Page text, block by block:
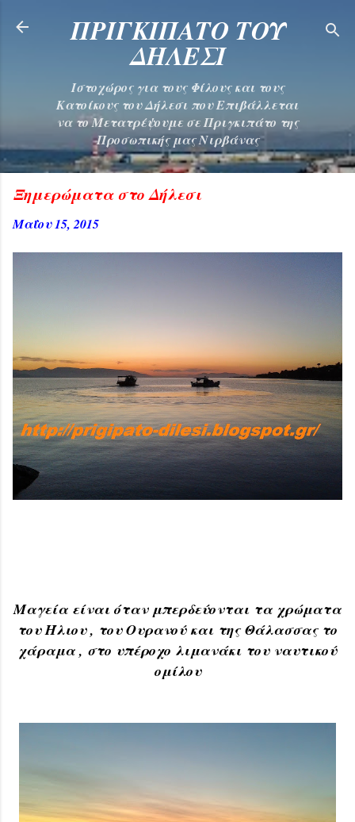
Μετάβαση στο κύριο περιεχόμενο
ΠΡΙΓΚΙΠΑΤΟ ΤΟΥ
ΔΗΛΕΣΙ
Ιστοχώρος για τους Φίλους και τους
Κατοίκους του Δήλεσι που Επιβάλλεται
να το Μετατρέψουμε σε Πριγκιπάτο της
Προσωπικής μας Νιρβάνας
Ξημερώματα στο Δήλεσι
Μαΐου 15, 2015
Μαγεία είναι όταν μπερδεύονται τα χρώματα
του Ήλιου , του Ουρανού και της Θάλασσας το
χάραμα , στο υπέροχο λιμανάκι του ναυτικού
ομίλου